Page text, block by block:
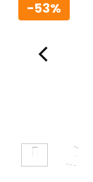
-53%